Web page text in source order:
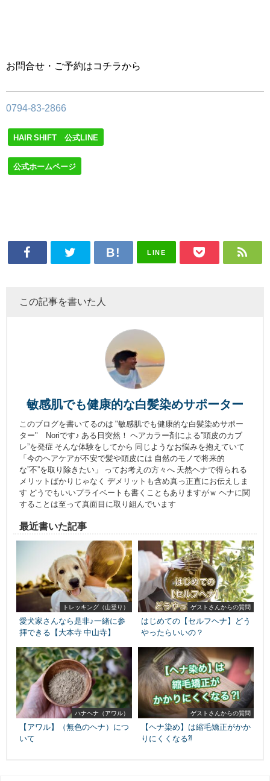
お問合せ・ご予約はコチラから
0794-83-2866
HAIR SHIFT 公式LINE
公式ホームページ
LINE
この記事を書いた人
敏感肌でも健康的な白髪染めサポーター
このブログを書いてるのは "敏感肌でも健康的な白髪染めサポー
ター" Noriです♪ ある日突然！ ヘアカラー剤による”頭皮のカブ
レ”を発症 そんな体験をしてから 同じようなお悩みを抱えていて
「今のヘアケアが不安で髪や頭皮には 自然のモノで将来的
な”不”を取り除きたい」 ってお考えの方々へ 天然ヘナで得られる
メリットばかりじゃなく デメリットも含め真っ正直にお伝えしま
す どうでもいいプライベートも書くこともありますがｗ ヘナに関
することは至って真面目に取り組んでいます
最近書いた記事
トレッキング（山登り）
愛犬家さんなら是非♪一緒に参
拝できる【大本寺 中山寺】
ゲストさんからの質問
はじめての【セルフヘナ】どう
やったらいいの？
ハナヘナ（アワル）
【アワル】（無色のヘナ）につ
いて
ゲストさんからの質問
【ヘナ染め】は縮毛矯正がかか
りにくくなる⁈